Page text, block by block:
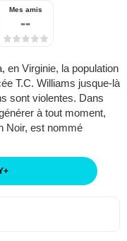
Mes amis
--
en Virginie, la population
T.C. Williams jusque-là
sont violentes. Dans
à tout moment,
Noir, est nommé
+